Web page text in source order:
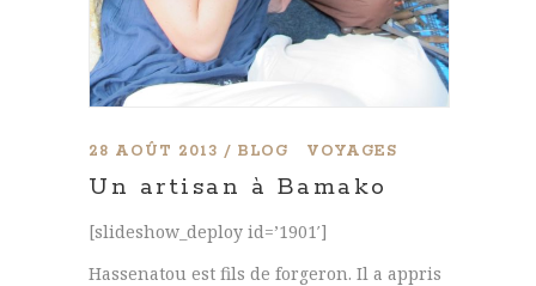
28 AOÛT 2013 BLOG VOYAGES
Un artisan à Bamako
[slideshow_deploy id=’1901′]
Hassenatou est fils de forgeron. Il a appris